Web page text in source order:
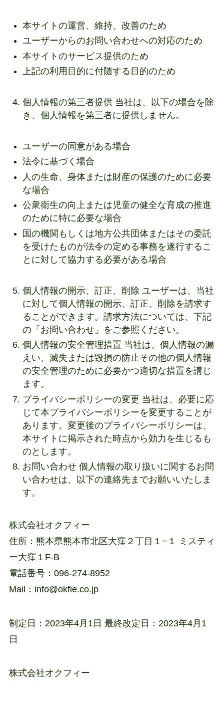
本サイトの運営、維持、改善のため
ユーザーからのお問い合わせへの対応のため
本サイトのサービス提供のため
上記の利用目的に付随する目的のため
個人情報の第三者提供 当社は、以下の場合を除
き、個人情報を第三者に提供しません。
ユーザーの同意がある場合
法令に基づく場合
人の生命、身体または財産の保護のために必要
な場合
公衆衛生の向上または児童の健全な育成の推進
のために特に必要な場合
国の機関もしくは地方公共団体またはその委託
を受けたものが法令の定める事務を遂行するこ
とに対して協力する必要がある場合
個人情報の開示、訂正、削除 ユーザーは、当社
に対して個人情報の開示、訂正、削除を請求す
ることができます。請求方法については、下記
の「お問い合わせ」をご参照ください。
個人情報の安全管理措置 当社は、個人情報の漏
えい、滅失または毀損の防止その他の個人情報
の安全管理のために必要かつ適切な措置を講じ
ます。
プライバシーポリシーの変更 当社は、必要に応
じて本プライバシーポリシーを変更することが
あります。変更後のプライバシーポリシーは、
本サイトに掲示された時点から効力を生じるも
のとします。
お問い合わせ 個人情報の取り扱いに関するお問
い合わせは、以下の連絡先までお願いいたしま
す。
株式会社オクフィー
住所：熊本県熊本市北区大窪２丁目１−１ ミスティ
ー大窪１F-B
電話番号：096-274-8952
Mail：info@okfie.co.jp
制定日：2023年4月1日 最終改定日：2023年4月1
日
株式会社オクフィー